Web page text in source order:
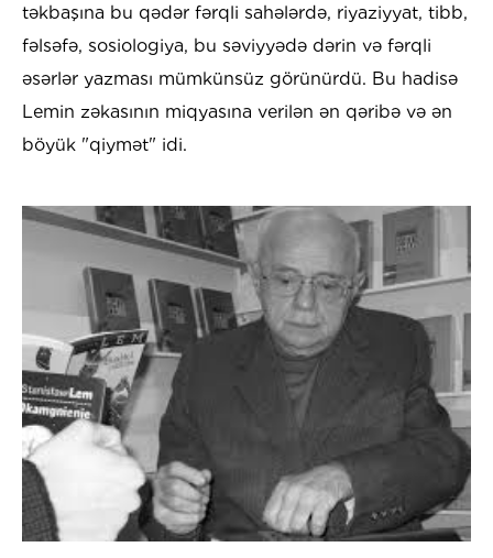
təkbaşına bu qədər fərqli sahələrdə, riyaziyyat, tibb,
fəlsəfə, sosiologiya, bu səviyyədə dərin və fərqli
əsərlər yazması mümkünsüz görünürdü. Bu hadisə
Lemin zəkasının miqyasına verilən ən qəribə və ən
böyük "qiymət" idi.